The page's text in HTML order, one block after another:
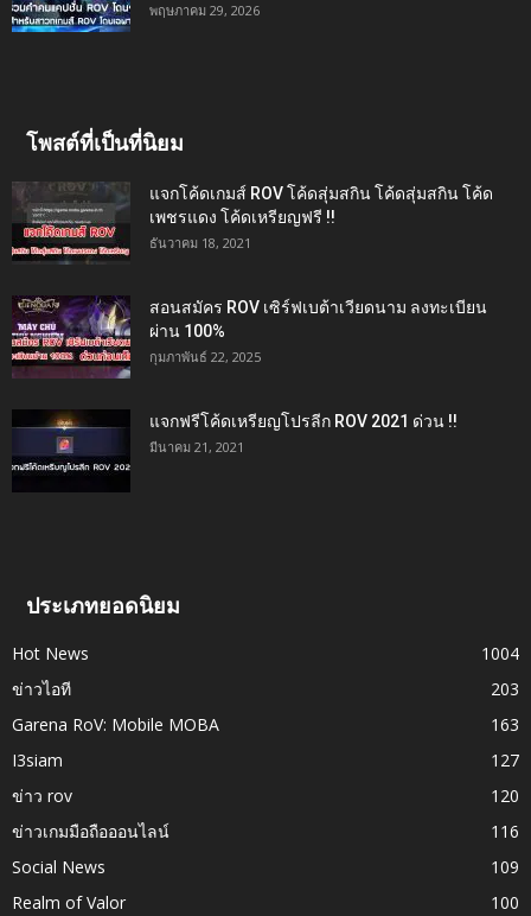
พฤษภาคม 29, 2026
โพสต์ที่เป็นที่นิยม
แจกโค้ดเกมส์ ROV โค้ดสุ่มสกิน โค้ดสุ่มสกิน โค้ด
เพชรแดง โค้ดเหรียญฟรี !!
ธันวาคม 18, 2021
สอนสมัคร ROV เซิร์ฟเบต้าเวียดนาม ลงทะเบียน
ผ่าน 100%
กุมภาพันธ์ 22, 2025
แจกฟรีโค้ดเหรียญโปรลีก ROV 2021 ด่วน !!
มีนาคม 21, 2021
ประเภทยอดนิยม
Hot News
1004
ข่าวไอที
203
Garena RoV: Mobile MOBA
163
I3siam
127
ข่าว rov
120
ข่าวเกมมือถือออนไลน์
116
Social News
109
Realm of Valor
100